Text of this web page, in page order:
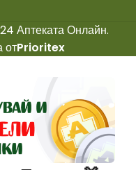
Аптеката Онлайн.
отPrioritex